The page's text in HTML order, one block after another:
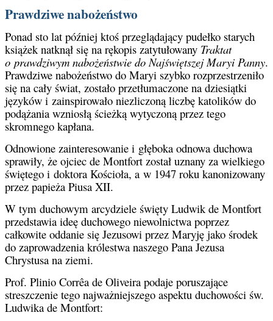
Prawdziwe nabożeństwo
Ponad sto lat później ktoś przeglądający pudełko starych
książek natknął się na rękopis zatytułowany Traktat
o prawdziwym nabożeństwie do Najświętszej Maryi Panny.
Prawdziwe nabożeństwo do Maryi szybko rozprzestrzeniło
się na cały świat, zostało przetłumaczone na dziesiątki
języków i zainspirowało niezliczoną liczbę katolików do
podążania wzniosłą ścieżką wytyczoną przez tego
skromnego kapłana.
Odnowione zainteresowanie i głęboka odnowa duchowa
sprawiły, że ojciec de Montfort został uznany za wielkiego
świętego i doktora Kościoła, a w 1947 roku kanonizowany
przez papieża Piusa XII.
W tym duchowym arcydziele święty Ludwik de Montfort
przedstawia ideę duchowego niewolnictwa poprzez
całkowite oddanie się Jezusowi przez Maryję jako środek
do zaprowadzenia królestwa naszego Pana Jezusa
Chrystusa na ziemi.
Prof. Plinio Corrêa de Oliveira podaje poruszające
streszczenie tego najważniejszego aspektu duchowości św.
Ludwika de Montfort: